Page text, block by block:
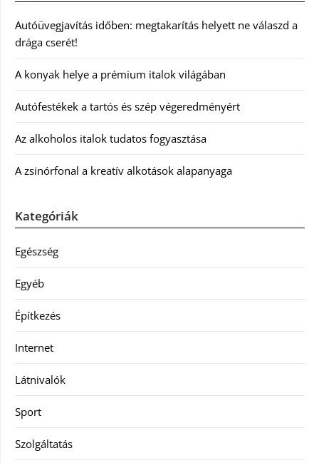
Autóüvegjavítás időben: megtakarítás helyett ne válaszd a
drága cserét!
A konyak helye a prémium italok világában
Autófestékek a tartós és szép végeredményért
Az alkoholos italok tudatos fogyasztása
A zsinórfonal a kreatív alkotások alapanyaga
Kategóriák
Egészség
Egyéb
Építkezés
Internet
Látnivalók
Sport
Szolgáltatás